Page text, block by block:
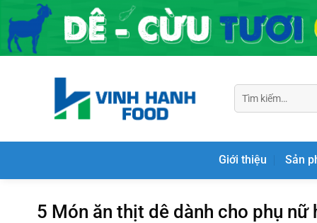
Chuyển
đến
nội
kiếm:
Giới thiệu Sản
5 Món ăn thịt dê dành cho phụ